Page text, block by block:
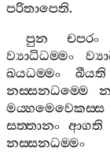
පරිතාපෙති.
පුන
චපරං
ව්‍යාධිධම‍්මං
ඛයධම‍්මං
ඛීයති
නස‍්සනධම‍්මෙ
මය‍්හමෙවෙකස‍්ස
සත‍්තානං ආගති
නස‍්සනධම‍්මං